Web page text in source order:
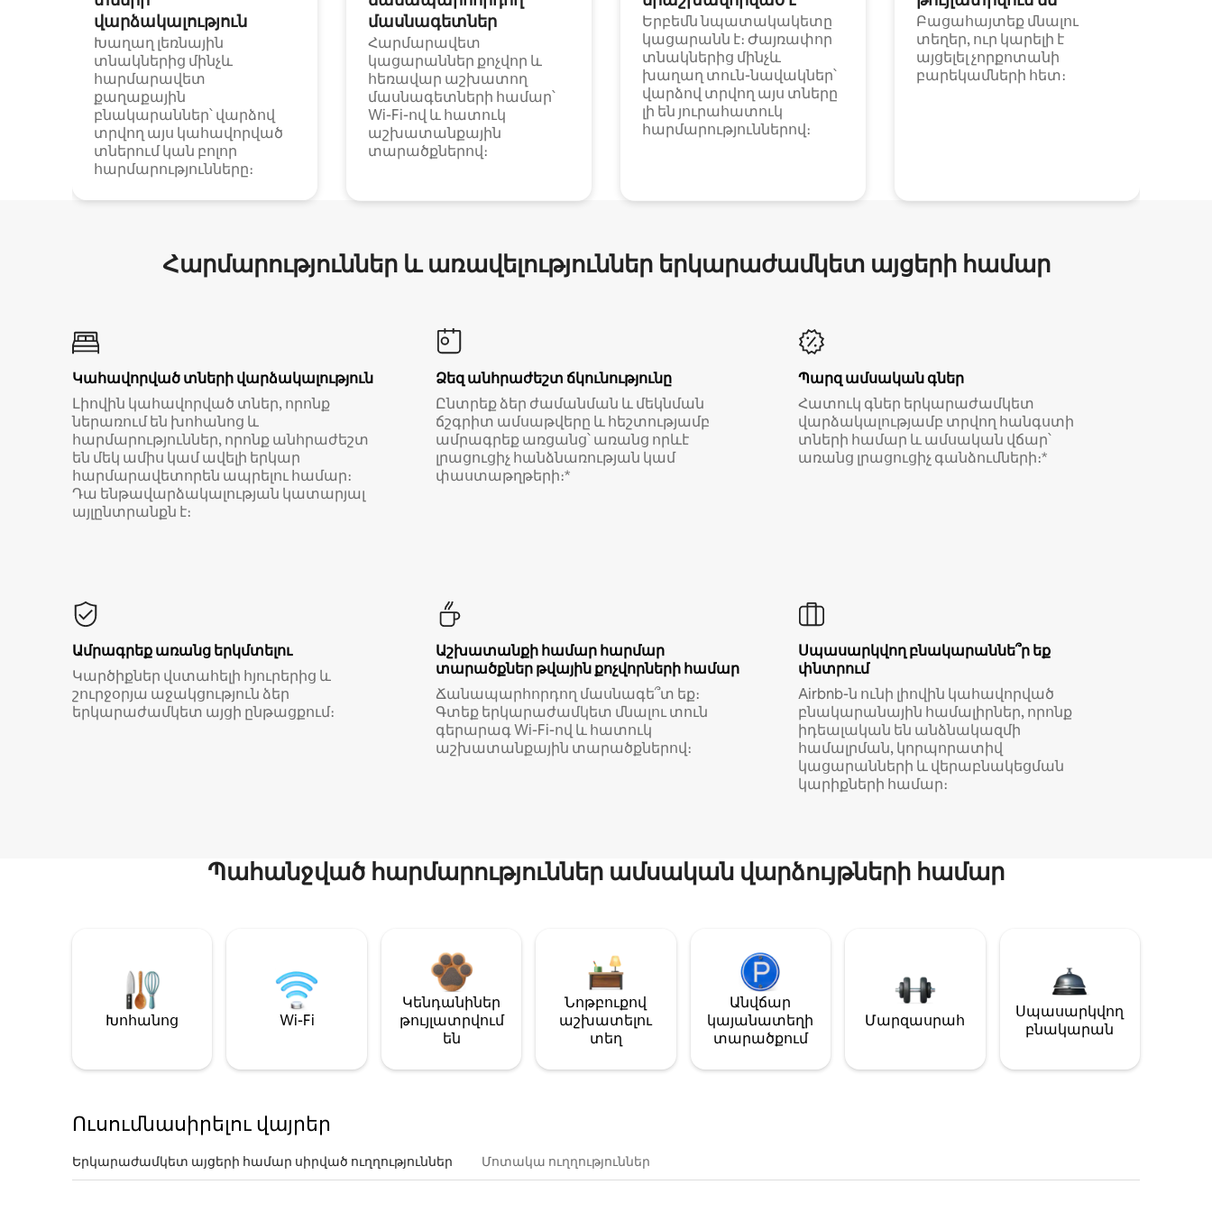
վարձակալություն
Խաղաղ լեռնային
տնակներից մինչև
հարմարավետ
քաղաքային
բնակարաններ՝ վարձով
տրվող այս կահավորված
տներում կան բոլոր
հարմարությունները։
մասնագետներ
Հարմարավետ
կացարաններ քոչվոր և
հեռավար աշխատող
մասնագետների համար՝
Wi-Fi-ով և հատուկ
աշխատանքային
տարածքներով։
Երբեմն նպատակակետը
կացարանն է։ Ժայռափոր
տնակներից մինչև
խաղաղ տուն-նավակներ՝
վարձով տրվող այս տները
լի են յուրահատուկ
հարմարություններով։
Բացահայտեք մնալու
տեղեր, ուր կարելի է
այցելել չորքոտանի
բարեկամների հետ։
Հարմարություններ և առավելություններ երկարաժամկետ այցերի համար
Կահավորված տների վարձակալություն
Լիովին կահավորված տներ, որոնք
ներառում են խոհանոց և
հարմարություններ, որոնք անհրաժեշտ
են մեկ ամիս կամ ավելի երկար
հարմարավետորեն ապրելու համար։
Դա ենթավարձակալության կատարյալ
այլընտրանքն է։
Ձեզ անհրաժեշտ ճկունությունը
Ընտրեք ձեր ժամանման և մեկնման
ճշգրիտ ամսաթվերը և հեշտությամբ
ամրագրեք առցանց՝ առանց որևէ
լրացուցիչ հանձնառության կամ
փաստաթղթերի։*
Պարզ ամսական գներ
Հատուկ գներ երկարաժամկետ
վարձակալությամբ տրվող հանգստի
տների համար և ամսական վճար՝
առանց լրացուցիչ գանձումների։*
Ամրագրեք առանց երկմտելու
Կարծիքներ վստահելի հյուրերից և
շուրջօրյա աջակցություն ձեր
երկարաժամկետ այցի ընթացքում։
Աշխատանքի համար հարմար
տարածքներ թվային քոչվորների համար
Ճանապարհորդող մասնագե՞տ եք։
Գտեք երկարաժամկետ մնալու տուն
գերարագ Wi-Fi-ով և հատուկ
աշխատանքային տարածքներով։
Սպասարկվող բնակարաննե՞ր եք
փնտրում
Airbnb-ն ունի լիովին կահավորված
բնակարանային համալիրներ, որոնք
իդեալական են անձնակազմի
համալրման, կորպորատիվ
կացարանների և վերաբնակեցման
կարիքների համար։
Պահանջված հարմարություններ ամսական վարձույթների համար
Խոհանոց Wi-Fi
Կենդանիներ
թույլատրվում
են
Նոթբուքով
աշխատելու
տեղ
Անվճար
կայանատեղի
տարածքում
Մարզասրահ
Սպասարկվող
բնակարան
Ուսումնասիրելու վայրեր
Երկարաժամկետ այցերի համար սիրված ուղղություններ Մոտակա ուղղություններ